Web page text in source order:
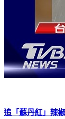
追「蘇丹紅」辣